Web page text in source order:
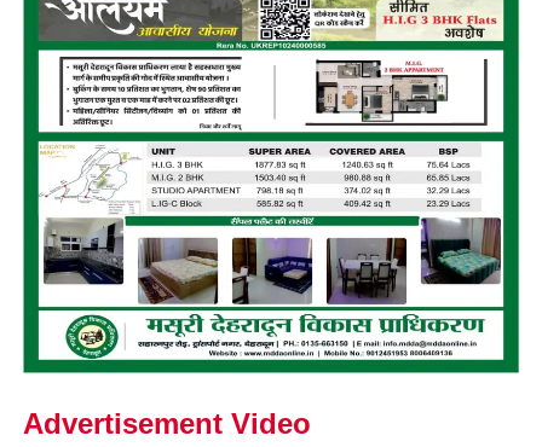
Advertisement Video